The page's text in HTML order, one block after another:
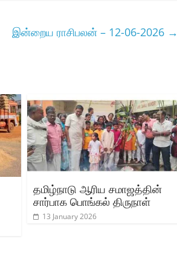
இன்றைய ராசிபலன் – 12-06-2026 →
தமிழ்நாடு ஆரிய சமாஜத்தின்
சார்பாக பொங்கல் திருநாள்
13 January 2026